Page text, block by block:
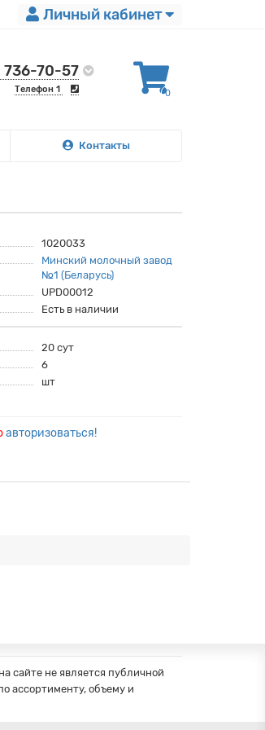
Личный кабинет
736-70-57
Телефон 1 0
Контакты
1020033
Минский молочный завод
№1 (Беларусь)
UPD00012
Есть в наличии
20 сут
6
шт
авторизоваться!
сайте не является публичной
ассортименту, объему и